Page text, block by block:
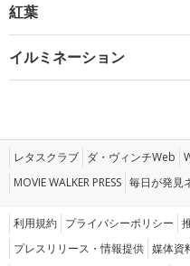
紅葉
イルミネーション
レタスクラブ ダ・ヴィンチWeb
MOVIE WALKER PRESS 毎日が発見
利用規約 プライバシーポリシー
プレスリリース・情報提供 媒体資